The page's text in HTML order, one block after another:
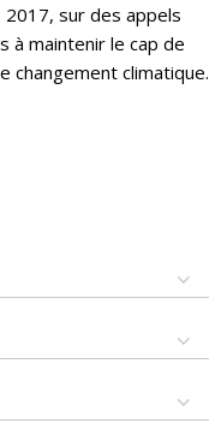
sur des appels
à maintenir le cap de
changement climatique.